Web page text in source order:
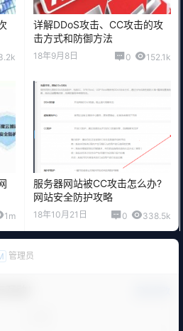
详解DDoS攻击、CC攻击的攻
击方式和防御方法
18年9月8日 0 152.1k
1m
服务器网站被CC攻击怎么办?
网站安全防护攻略
18年10月21日 0 338.5k
管理员